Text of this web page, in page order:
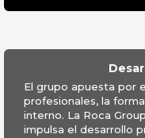
El grupo apuesta por
profesionales, la
interno. La Roca
impulsa el desarrollo